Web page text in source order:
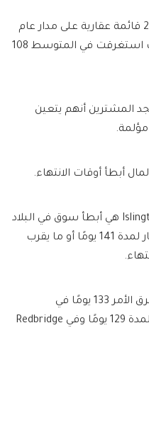
نظر البحث في ما يقرب من 200000 قائمة عقارية على مدار عام
2024 ووجد أن معاملات الممتلكات استغرقت في المتوسط ​​108
المشترين أنهم يتعين
أبطأ أوقات الانتهاء.
تبين أن منطقة شمال لندن في Islington هي أبطأ سوق في البلاد
، حيث يواجه مشتري المنازل الانتظار لمدة 141 يومًا أو ما يقرب
في منطقة لندن في Bexley ، يستغرق الأمر 133 يومًا في
المتوسط ​​، في Greenwich يستمر لمدة 129 يومًا وفي Redbridge